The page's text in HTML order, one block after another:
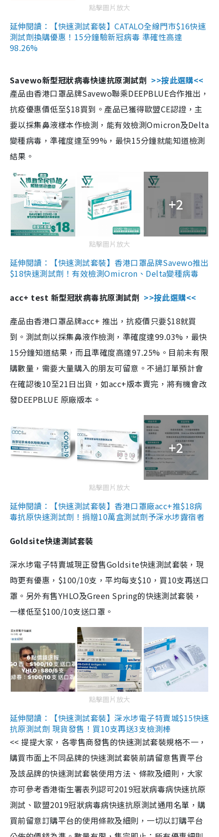
點擊圖片放大
延伸閱讀：【快速測試套裝】CATALO全線門市$16快速
測試劑換購優惠！15分鐘驗新冠病毒 準確性高達
98.26%
Savewo新型冠狀病毒快速抗原測試劑 >>按此選購<<
產品由香港口罩品牌Savewo聯乘DEEPBLUE合作推出，
抗疫優惠價低至$18買到。產品已獲得歐盟CE認證，主
要以採集鼻液樣本作檢測，能有效檢測Omicron及Delta
變種病毒，準確度達至99%，最快15分鐘就能知道檢測
結果。
+2
點擊圖片放大
延伸閱讀：【快速測試套裝】香港口罩品牌Savewo推出
$18快速測試劑！有效檢測Omicron、Delta變種病毒
acc+ test 新型冠狀病毒抗原測試劑 >>按此選購<<
產品由香港口罩品牌acc+ 推出，抗疫價只要$18就買
到。測試劑以採集鼻液作檢測，準確度達99.03%，最快
15分鐘知道結果，而且準確度高達97.25%。目前未有限
購數量，需要大量購入的朋友可留意。不過訂單預計會
在確認後10至21日出貨，如acc+版本賣完，將有機會改
發DEEPBLUE 原廠版本。
+2
點擊圖片放大
延伸閱讀：【快速測試套裝】香港口罩廠acc+推$18病
毒抗原快速測試劑！捐贈10萬盒測試劑予深水埗露宿者
Goldsite快速測試套裝
深水埗電子特賣城現正發售Goldsite快速測試套裝，現
時更有優惠，$100/10支，平均每支$10，買10支再送口
罩。另外有售YHLO及Green Spring的快速測試套裝，
一樣低至$100/10支送口罩。
點擊圖片放大
延伸閱讀：【快速測試套裝】深水埗電子特賣城$15快速
抗原測試劑 現貨發售！買10支再送3支檢測棒
<< 提提大家，各零售商發售的快速測試套裝規格不一，
購買市面上不同品牌的快速測試套裝前請留意售賣平台
及該品牌的快速測試套裝使用方法、條款及細則，大家
亦可參考香港衞生署表列認可2019冠狀病毒病快速抗原
測試、歐盟2019冠狀病毒病快速抗原測試通用名單，購
買前留意訂購平台的使用條款及細則，一切以訂購平台